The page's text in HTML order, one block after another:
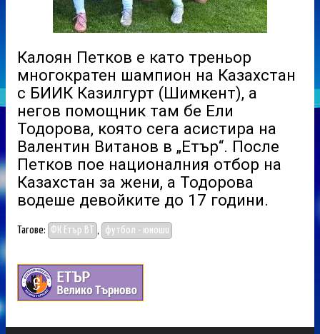
Калоян Петков е като треньор
многократен шампион на Казахстан
с БИИК Казилгурт (Шимкент), а
негов помощник там бе Ели
Тодорова, която сега асистира на
Валентин Витанов в „Етър“. После
Петков пое националния отбор на
Казахстан за жени, а Тодорова
водеше девойките до 17 години.
Тагове: ФК Етър ВТ , футбол - юноши